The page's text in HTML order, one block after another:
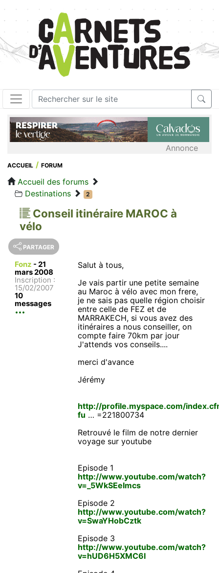
Annonce
ACCUEIL FORUM
Accueil des forums
Destinations
2
Conseil itinéraire MAROC à
vélo
PARTAGER
Fonz - 21
mars 2008
Inscription :
15/02/2007
10
messages
Salut à tous,
Je vais partir une petite semaine
au Maroc à vélo avec mon frere,
je ne sais pas quelle région choisir
entre celle de FEZ et de
MARRAKECH, si vous avez des
itinéraires a nous conseiller, on
compte faire 70km par jour
J'attends vos conseils....
merci d'avance
Jérémy
http://profile.myspace.com/
fu … =221800734
Retrouvé le film de notre dernier
voyage sur youtube
Episode 1
http://www.youtube.com/watch?
v=_5WkSEeImcs
Episode 2
http://www.youtube.com/watch?
v=SwaYHobCztk
Episode 3
http://www.youtube.com/watch?
v=hUD6H5XMC6I